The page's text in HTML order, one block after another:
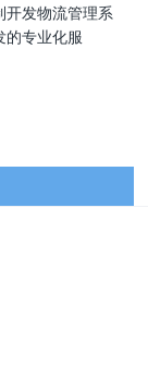
开发物流管理系
的专业化服